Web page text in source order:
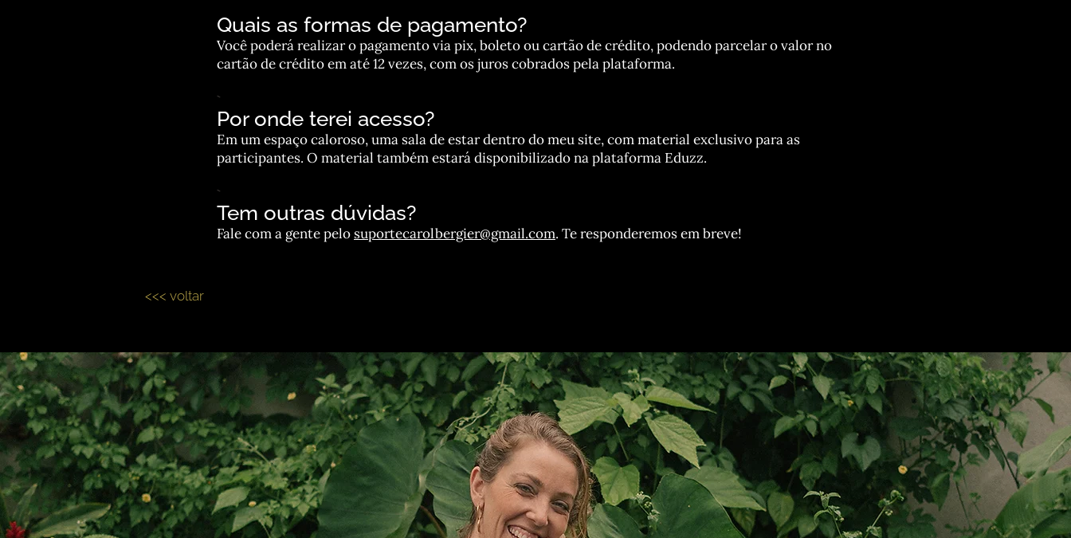
Quais as formas de pagamento?
Você poderá realizar o pagamento via pix, boleto ou cartão de crédito, podendo parcelar o valor no
cartão de crédito em até 12 vezes, com os juros cobrados pela plataforma.
Por onde terei acesso?
Em um espaço caloroso, uma sala de estar dentro do meu site, com material exclusivo para as
participantes. O material também estará disponibilizado na plataforma Eduzz.
Tem outras dúvidas?
Fale com a gente pelo suportecarolbergier@gmail.com. Te responderemos em breve!
<<< voltar